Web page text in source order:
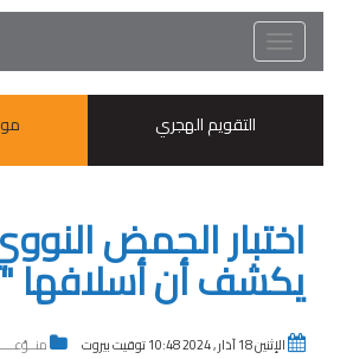
Toggle
navigation
التقويم الهجري
اختبار الحمض
يكشف أن أسلافها
الإثنين 18 آذار , 2024 10:48 توقيت بيروت